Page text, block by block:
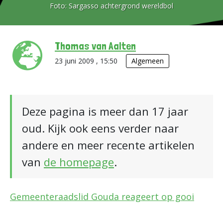
Foto: Sargasso achtergrond wereldbol
Thomas van Aalten
23 juni 2009 , 15:50 Algemeen
Deze pagina is meer dan 17 jaar
oud. Kijk ook eens verder naar
andere en meer recente artikelen
van de homepage.
Gemeenteraadslid Gouda reageert op gooi